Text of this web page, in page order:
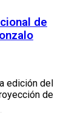
de
edición del
de